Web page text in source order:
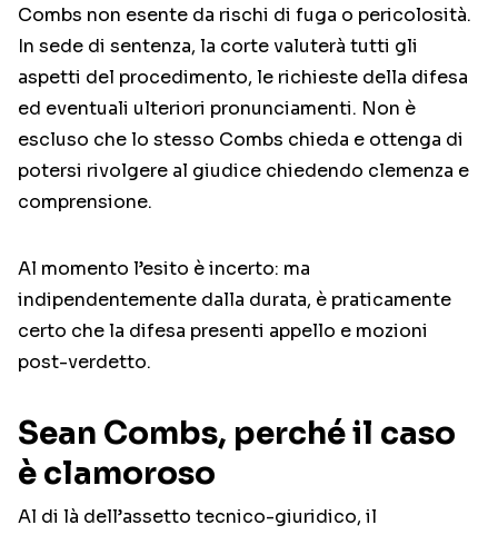
Combs non esente da rischi di fuga o pericolosità.
In sede di sentenza, la corte valuterà tutti gli
aspetti del procedimento, le richieste della difesa
ed eventuali ulteriori pronunciamenti. Non è
escluso che lo stesso Combs chieda e ottenga di
potersi rivolgere al giudice chiedendo clemenza e
comprensione.
Al momento l’esito è incerto: ma
indipendentemente dalla durata, è praticamente
certo che la difesa presenti appello e mozioni
post-verdetto.
Sean Combs, perché il caso
è clamoroso
Al di là dell’assetto tecnico-giuridico, il